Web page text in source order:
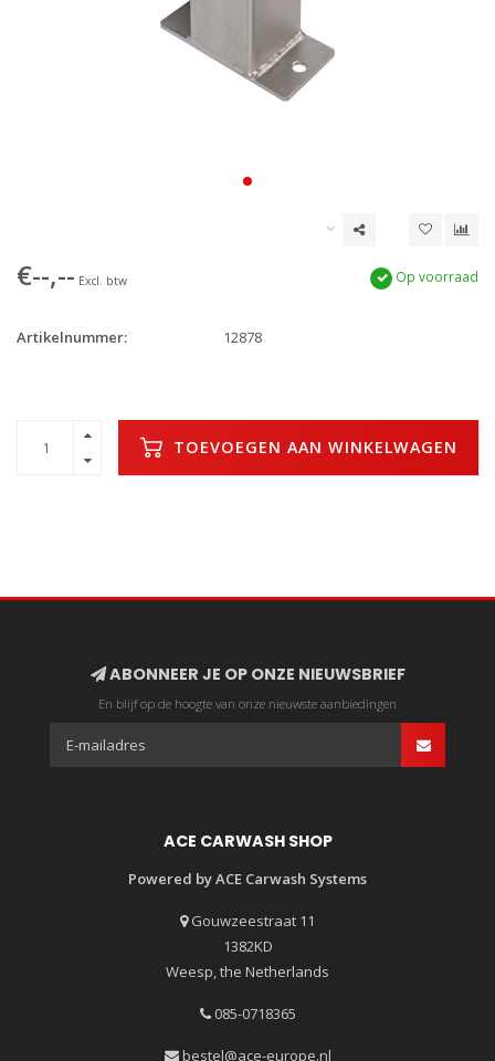
€--,-- Excl. btw Op voorraad
Artikelnummer: 12878
TOEVOEGEN AAN WINKELWAGEN
ABONNEER JE OP ONZE NIEUWSBRIEF
En blijf op de hoogte van onze nieuwste aanbiedingen
ACE CARWASH SHOP
Powered by ACE Carwash Systems
Gouwzeestraat 11
1382KD
Weesp, the Netherlands
085-0718365
bestel@ace-europe.nl